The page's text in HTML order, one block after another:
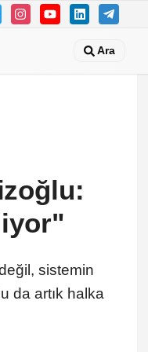
Ara
sistemin
da artık halka